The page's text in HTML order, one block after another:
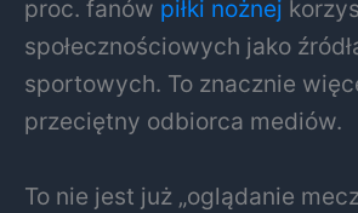
proc. fanów piłki nożnej
społecznościowych jako
sportowych. To znacznie
przeciętny odbiorca mediów.
To nie jest już „oglądanie